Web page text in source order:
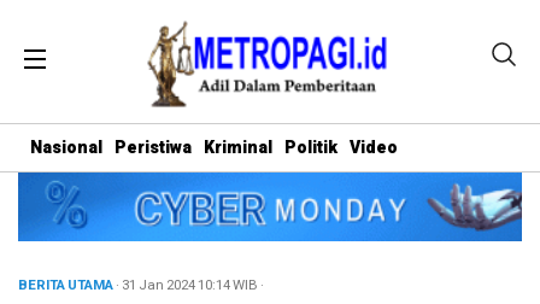
Nasional Peristiwa Kriminal Politik Video
BERITA UTAMA· 31 Jan 202410:14WIB ·